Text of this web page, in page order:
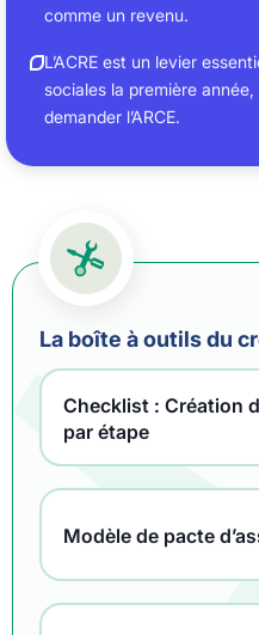
comme un revenu.
L’ACRE est un levier
sociales la première
demander l’ARCE.
La boîte à outils du
Checklist : Création
par étape
Modèle de pacte